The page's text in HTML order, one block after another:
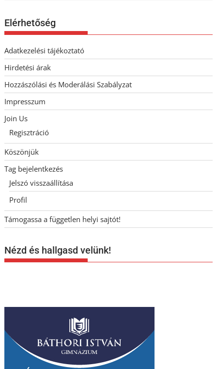
Elérhetőség
Adatkezelési tájékoztató
Hirdetési árak
Hozzászólási és Moderálási Szabályzat
Impresszum
Join Us
Regisztráció
Köszönjük
Tag bejelentkezés
Jelszó visszaállítása
Profil
Támogassa a független helyi sajtót!
Nézd és hallgasd velünk!